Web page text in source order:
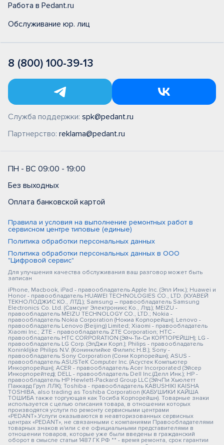
Работа в Pedant.ru
Обслуживание юр. лиц
8 (800) 100-39-13
Служба поддержки: spk@pedant.ru
Партнерство: reklama@pedant.ru
ПН - ВС 09:00 - 19:00
Без выходных
Оплата банковской картой
Правила и условия на выполнение ремонтных работ в
сервисном центре типовые (единые)
Политика обработки персональных данных
Политика обработки персональных данных в ООО
"Цифровой сервис"
Для улучшения качества обслуживания ваш разговор может быть
записан
iPhone, Macbook, iPad - правообладатель Apple Inc. (Эпл Инк.); Huawei и
Honor - правообладатель HUAWEI TECHNOLOGIES CO., LTD. (ХУАВЕЙ
ТЕКНОЛОДЖИС КО., ЛТД.); Samsung – правообладатель Samsung
Electronics Co. Ltd. (Самсунг Электроникс Ко., Лтд.); MEIZU -
правообладатель MEIZU TECHNOLOGY CO., LTD.; Nokia -
правообладатель Nokia Corporation (Нокиа Корпорейшн); Lenovo -
правообладатель Lenovo (Beijing) Limited; Xiaomi - правообладатель
Xiaomi Inc.; ZTE - правообладатель ZTE Corporation; HTC -
правообладатель HTC CORPORATION (Эйч-Ти-Си КОРПОРЕЙШН); LG -
правообладатель LG Corp. (ЭлДжи Корп.); Philips - правообладатель
Koninklijke Philips N.V. (Конинклийке Филипс Н.В.); Sony -
правообладатель Sony Corporation (Сони Корпорейшн); ASUS -
правообладатель ASUSTeK Computer Inc. (Асустек Компьютер
Инкорпорейшн); ACER - правообладатель Acer Incorporated (Эйсер
Инкорпорейтед); DELL - правообладатель Dell Inc.(Делл Инк.); HP -
правообладатель HP Hewlett-Packard Group LLC (ЭйчПи Хьюлетт
Паккард Груп ЛЛК); Toshiba - правообладатель KABUSHIKI KAISHA
TOSHIBA, also trading as Toshiba Corporation (КАБУШИКИ КАЙША
ТОШИБА также торгующая как Тосиба Корпорейшн). Товарные знаки
используется с целью описания товара, в отношении которых
производятся услуги по ремонту сервисными центрами
«PEDANT».Услуги оказываются в неавторизованных сервисных
центрах «PEDANT», не связанными с компаниями Правообладателями
товарных знаков и/или с ее официальными представителями в
отношении товаров, которые уже были введены в гражданский
оборот в смысле статьи 1487 ГК РФ ** - время ремонта, срок гарантии